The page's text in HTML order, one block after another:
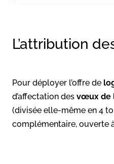
L’attribution
Pour déployer l’offre de
d’affectation des vœux de
(divisée elle-même en 4
complémentaire, ouverte